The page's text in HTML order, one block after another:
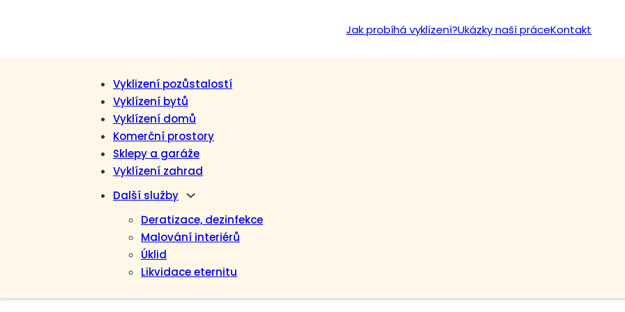
Jak probíhá vyklízení?Ukázky naší práceKontakt
Vyklizení pozůstalostí
Vyklízení bytů
Vyklízení domů
Komerční prostory
Sklepy a garáže
Vyklízení zahrad
Další služby
Deratizace, dezinfekce
Malování interiérů
Úklid
Likvidace eternitu